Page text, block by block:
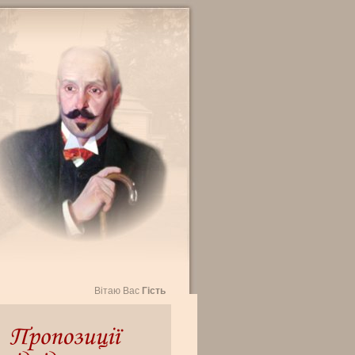
Вітаю Вас Гість